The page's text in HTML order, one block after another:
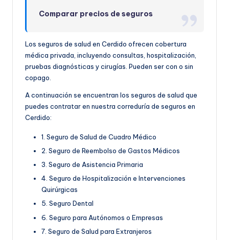
Comparar precios de seguros
Los seguros de salud en Cerdido ofrecen cobertura
médica privada, incluyendo consultas, hospitalización,
pruebas diagnósticas y cirugías. Pueden ser con o sin
copago.
A continuación se encuentran los seguros de salud que
puedes contratar en nuestra correduría de seguros en
Cerdido:
1. Seguro de Salud de Cuadro Médico
2. Seguro de Reembolso de Gastos Médicos
3. Seguro de Asistencia Primaria
4. Seguro de Hospitalización e Intervenciones
Quirúrgicas
5. Seguro Dental
6. Seguro para Autónomos o Empresas
7. Seguro de Salud para Extranjeros